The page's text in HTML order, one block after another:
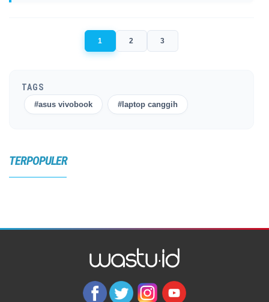
1 2 3
TAGS
#asus vivobook #laptop canggih
TERPOPULER